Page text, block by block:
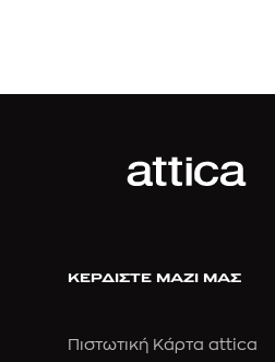
ΚΕΡΔΙΣΤΕ ΜΑΖΙ ΜΑΣ
Πιστωτική Κάρτα attica